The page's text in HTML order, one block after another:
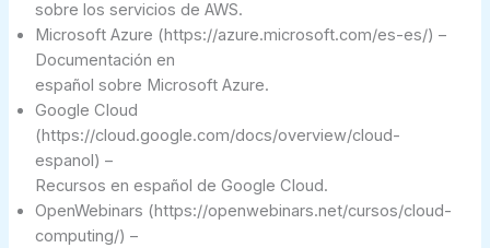
sobre los servicios de AWS.
Microsoft Azure (https://azure.microsoft.com/es-es/) –
Documentación en
español sobre Microsoft Azure.
Google Cloud
(https://cloud.google.com/docs/overview/cloud-
espanol) –
Recursos en español de Google Cloud.
OpenWebinars (https://openwebinars.net/cursos/cloud-
computing/) –